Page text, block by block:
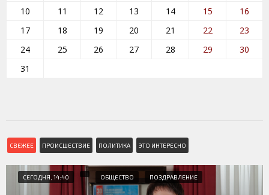
10
11 12 13 14 15
16
17
18 19 20 21 22
23
24
25 26 27 28 29
30
31
СВЕЖЕЕ ПРОИСШЕСТВИЕ ПОЛИТИКА ЭТО ИНТЕРЕСНО
СЕГОДНЯ, 14:40 ОБЩЕСТВО ПОЗДРАВЛЕНИЕ